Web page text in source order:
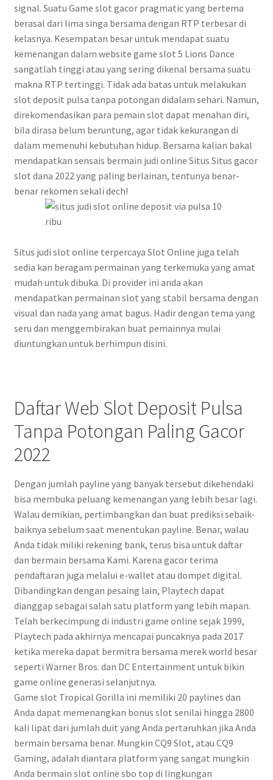
signal. Suatu Game slot gacor pragmatic yang bertema
berasal dari lima singa bersama dengan RTP terbesar di
kelasnya. Kesempatan besar untuk mendapat suatu
kemenangan dalam website game slot 5 Lions Dance
sangatlah tinggi atau yang sering dikenal bersama suatu
makna RTP tertinggi. Tidak ada batas untuk melakukan
slot deposit pulsa tanpa potongan didalam sehari. Namun,
direkomendasikan para pemain slot dapat menahan diri,
bila dirasa belum beruntung, agar tidak kekurangan di
dalam memenuhi kebutuhan hidup. Bersama kalian bakal
mendapatkan sensais bermain judi online Situs Situs gacor
slot dana 2022 yang paling berlainan, tentunya benar-
benar rekomen sekali dech!
Situs judi slot online terpercaya Slot Online juga telah
sedia kan beragam permainan yang terkemuka yang amat
mudah untuk dibuka. Di provider ini anda akan
mendapatkan permainan slot yang stabil bersama dengan
visual dan nada yang amat bagus. Hadir dengan tema yang
seru dan menggembirakan buat pemainnya mulai
diuntungkan untuk berhimpun disini.
Daftar Web Slot Deposit Pulsa
Tanpa Potongan Paling Gacor
2022
Dengan jumlah payline yang banyak tersebut dikehendaki
bisa membuka peluang kemenangan yang lebih besar lagi.
Walau demikian, pertimbangkan dan buat prediksi sebaik-
baiknya sebelum saat menentukan payline. Benar, walau
Anda tidak miliki rekening bank, terus bisa untuk daftar
dan bermain bersama Kami. Karena gacor terima
pendaftaran juga melalui e-wallet atau dompet digital.
Dibandingkan dengan pesaing lain, Playtech dapat
dianggap sebagai salah satu platform yang lebih mapan.
Telah berkecimpung di industri game online sejak 1999,
Playtech pada akhirnya mencapai puncaknya pada 2017
ketika mereka dapat bermitra bersama merek world besar
seperti Warner Bros. dan DC Entertainment untuk bikin
game online generasi selanjutnya.
Game slot Tropical Gorilla ini memiliki 20 paylines dan
Anda dapat memenangkan bonus slot senilai hingga 2800
kali lipat dari jumlah duit yang Anda pertaruhkan jika Anda
bermain bersama benar. Mungkin CQ9 Slot, atau CQ9
Gaming, adalah diantara platform yang sangat mungkin
Anda bermain slot online sbo top di lingkungan